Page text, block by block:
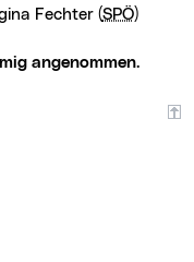
Fechter (SPÖ)
angenommen.